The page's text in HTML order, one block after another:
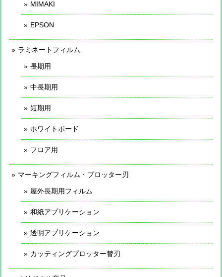
MIMAKI
EPSON
ラミネートフィルム
長期用
中長期用
短期用
ホワイトボード
フロア用
マーキングフィルム・プロッター刃
屋外長期用フィルム
和紙アプリケーション
透明アプリケーション
カッティングプロッター替刃